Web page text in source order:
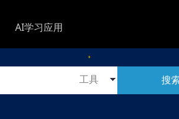
AI学习应用
搜